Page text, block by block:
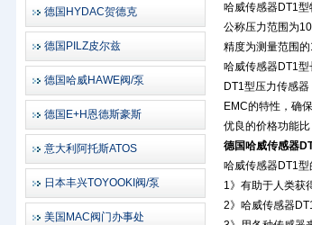
德国HYDAC贺德克
德国PILZ皮尔兹
德国哈威HAWE阀/泵
德国E+H恩德斯豪斯
意大利阿托斯ATOS
日本丰兴TOYOOKI阀/泵
美国MAC阀门办事处
哈威传感器DT1型
公称压力范围为
精度为测量范围
哈威传感器DT1
DT1型压力传感
EMC的特性，确
优良的价格功能
德国哈威传感器
哈威传感器DT1型
1》有助于人类获
2》哈威传感器